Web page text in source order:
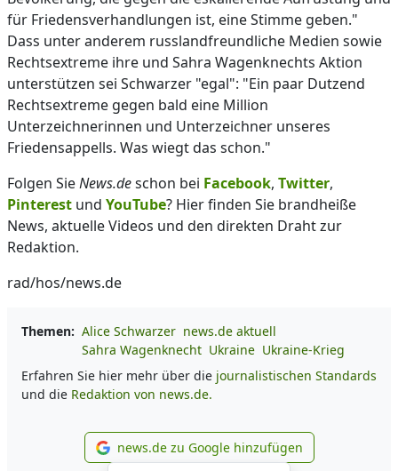
für Friedensverhandlungen ist, eine Stimme geben."
Dass unter anderem russlandfreundliche Medien sowie
Rechtsextreme ihre und Sahra Wagenknechts Aktion
unterstützen sei Schwarzer "egal": "Ein paar Dutzend
Rechtsextreme gegen bald eine Million
Unterzeichnerinnen und Unterzeichner unseres
Friedensappells. Was wiegt das schon."
Folgen SieNews.deschon bei Facebook, Twitter,
Pinterest und YouTube? Hier finden Sie brandheiße
News, aktuelle Videos und den direkten Draht zur
Redaktion.
rad/hos/news.de
Themen: Alice Schwarzer news.de aktuell
Sahra Wagenknecht Ukraine Ukraine-Krieg
Erfahren Sie hier mehr über die journalistischen Standards
und die Redaktion von news.de.
news.de zu Google
news.de zu Google hinzufügen